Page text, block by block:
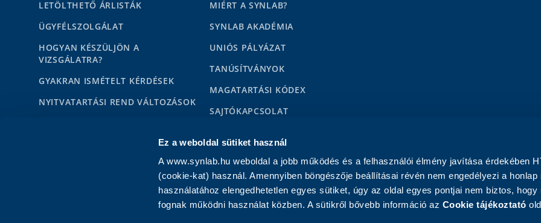
Ez a weboldal sütiket használ
A www.synlab.hu weboldal a jobb működés és a felhasználói élmény javítása érdekében
(cookie-kat) használ. Amennyiben böngészője beállításai révén nem engedélyezi a honlap
használatához elengedhetetlen egyes sütiket, úgy az oldal egyes pontjai nem biztos, hogy
fognak működni használat közben. A sütikről bővebb információ az Cookie tájékoztató
LETÖLTHETŐ ÁRLISTÁK
ÜGYFÉLSZOLGÁLAT
HOGYAN KÉSZÜLJÖN A
VIZSGÁLATRA?
GYAKRAN ISMÉTELT KÉRDÉSEK
NYITVATARTÁSI REND VÁLTOZÁSOK
KAPCSOLAT MAGÁNSZEMÉLYEKNEK
KAPCSOLAT PARTNEREKNEK
MIÉRT A SYNLAB?
SYNLAB AKADÉMIA
UNIÓS PÁLYÁZAT
TANÚSÍTVÁNYOK
MAGATARTÁSI KÓDEX
SAJTÓKAPCSOLAT
IMPRESSZUM